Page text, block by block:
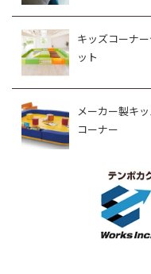
キッズコーナ
ット
メーカー製キ
コーナー